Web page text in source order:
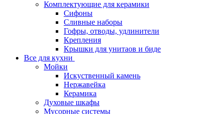
Комплектующие для керамики
Сифоны
Сливные наборы
Гофры, отводы, удлинители
Крепления
Крышки для унитаов и биде
Все для кухни
Мойки
Искуственный камень
Нержавейка
Керамика
Духовые шкафы
Мусорные системы